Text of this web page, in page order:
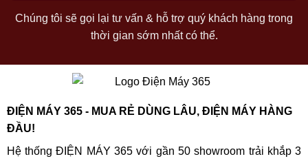
Chúng tôi sẽ gọi lại tư vấn & hỗ trợ quý khách hàng trong
thời gian sớm nhất có thể.
ĐIỆN MÁY 365 - MUA RẺ DÙNG LÂU, ĐIỆN MÁY HÀNG
ĐẦU!
Hệ thống ĐIỆN MÁY 365 với gần 50 showroom trải khắp 3